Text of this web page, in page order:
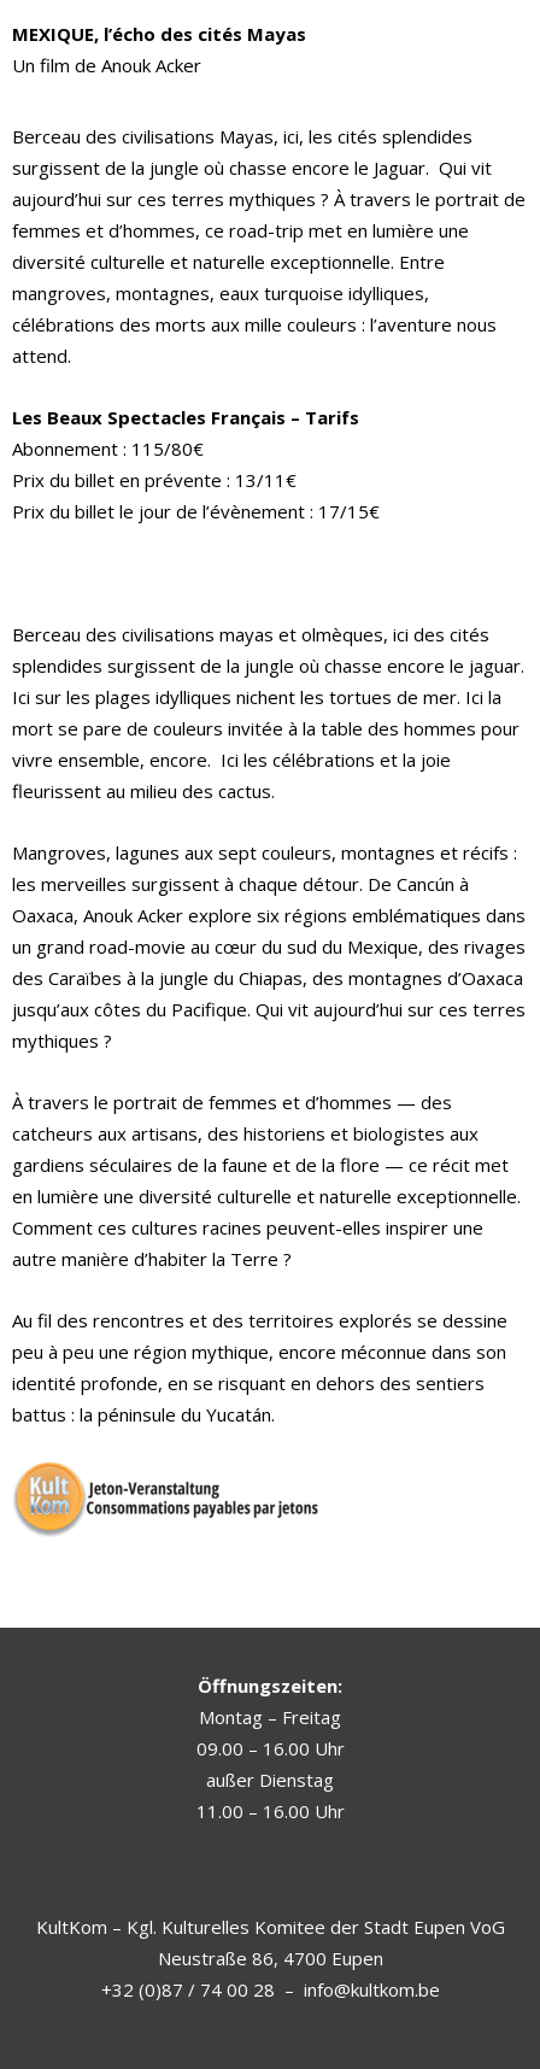
MEXIQUE, l’écho des cités Mayas
Un film de Anouk Acker
Berceau des civilisations Mayas, ici, les cités splendides
surgissent de la jungle où chasse encore le Jaguar. Qui vit
aujourd’hui sur ces terres mythiques ? À travers le portrait de
femmes et d’hommes, ce road-trip met en lumière une
diversité culturelle et naturelle exceptionnelle. Entre
mangroves, montagnes, eaux turquoise idylliques,
célébrations des morts aux mille couleurs : l’aventure nous
attend.
Les Beaux Spectacles Français – Tarifs
Abonnement : 115/80€
Prix du billet en prévente : 13/11€
Prix du billet le jour de l’évènement : 17/15€
Berceau des civilisations mayas et olmèques, ici des cités
splendides surgissent de la jungle où chasse encore le jaguar.
Ici sur les plages idylliques nichent les tortues de mer. Ici la
mort se pare de couleurs invitée à la table des hommes pour
vivre ensemble, encore. Ici les célébrations et la joie
fleurissent au milieu des cactus.
Mangroves, lagunes aux sept couleurs, montagnes et récifs :
les merveilles surgissent à chaque détour. De Cancún à
Oaxaca, Anouk Acker explore six régions emblématiques dans
un grand road-movie au cœur du sud du Mexique, des rivages
des Caraïbes à la jungle du Chiapas, des montagnes d’Oaxaca
jusqu’aux côtes du Pacifique. Qui vit aujourd’hui sur ces terres
mythiques ?
À travers le portrait de femmes et d’hommes — des
catcheurs aux artisans, des historiens et biologistes aux
gardiens séculaires de la faune et de la flore — ce récit met
en lumière une diversité culturelle et naturelle exceptionnelle.
Comment ces cultures racines peuvent-elles inspirer une
autre manière d’habiter la Terre ?
Au fil des rencontres et des territoires explorés se dessine
peu à peu une région mythique, encore méconnue dans son
identité profonde, en se risquant en dehors des sentiers
battus : la péninsule du Yucatán.
Öffnungszeiten:
Montag – Freitag
09.00 – 16.00 Uhr
außer Dienstag
11.00 – 16.00 Uhr
KultKom – Kgl. Kulturelles Komitee der Stadt Eupen VoG
Neustraße 86, 4700 Eupen
+32 (0)87 / 74 00 28 – info@kultkom.be